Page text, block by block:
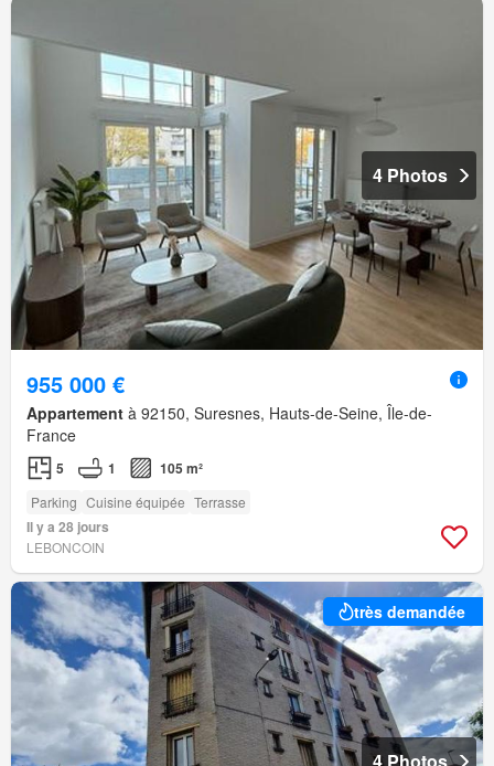
4 Photos
955 000 €
Appartement à 92150, Suresnes, Hauts-de-Seine, Île-de-
France
5 1 105 m²
Parking Cuisine équipée Terrasse
Il y a 28 jours
LEBONCOIN
très demandée
4 Photos